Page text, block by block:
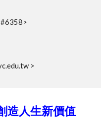
>
造人生新價值